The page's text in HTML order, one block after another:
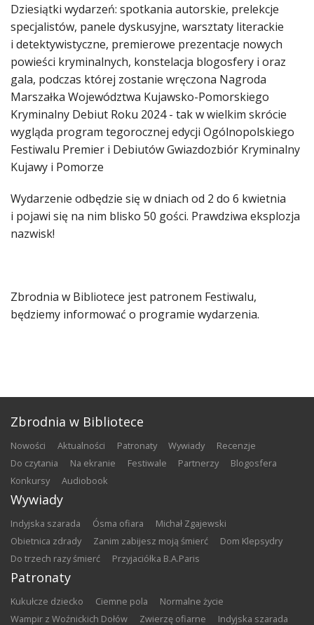
Dziesiątki wydarzeń: spotkania autorskie, prelekcje
specjalistów, panele dyskusyjne, warsztaty literackie
i detektywistyczne, premierowe prezentacje nowych
powieści kryminalnych, konstelacja blogosfery i oraz
gala, podczas której zostanie wręczona Nagroda
Marszałka Województwa Kujawsko-Pomorskiego
Kryminalny Debiut Roku 2024 - tak w wielkim skrócie
wygląda program tegorocznej edycji Ogólnopolskiego
Festiwalu Premier i DebiutówGwiazdozbiór Kryminalny
Kujawy i Pomorze
Wydarzenie odbędzie się w dniach od 2 do 6 kwietnia
i pojawi się na nim blisko 50 gości. Prawdziwa eksplozja
nazwisk!
Zbrodnia w Bibliotece jest patronem Festiwalu,
będziemy informować o programie wydarzenia.
Zbrodnia w Bibliotece
nowości aktualności patronaty wywiady
recenzje
do czytania
na ekranie festiwale partnerzy
blogosfera
konkursy
audiobook
Wywiady
Indyjska szarada Ósma ofiara
Michał Zgajewski
Obietnica zdrady
Zanim zabijesz moją śmierć
Dom Klepsydry
Do trzech razy śmierć
Przyjaciółka B.A.Paris
Patronaty
Kukułcze dziecko Ciemne pola
Normalne życie
Wampir z Woźnickich Dołów
Zwierzę ofiarne Indyjska szarada